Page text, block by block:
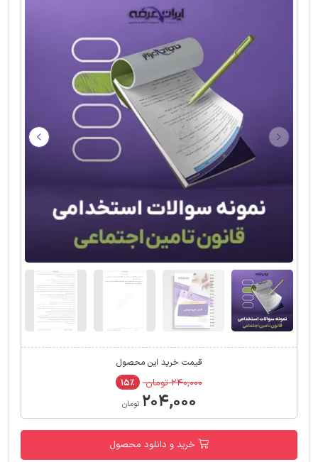
قیمت خرید این محصول
۲۴۰,۰۰۰ تومان ۱۵٪
۲۰۴,۰۰۰ تومان
خرید و دانلود محصول